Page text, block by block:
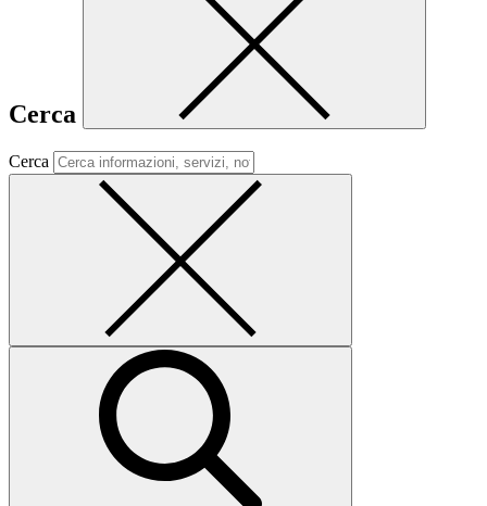
Cerca
Cerca